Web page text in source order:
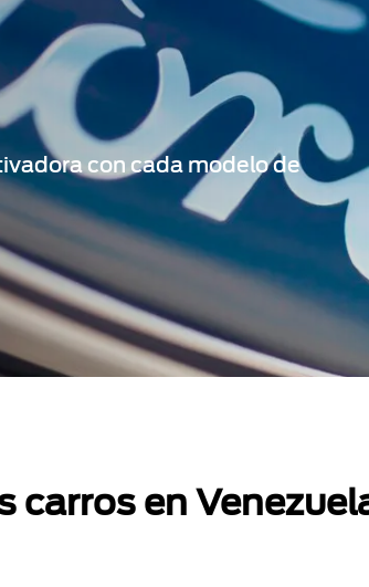
con cada modelo de
carros en